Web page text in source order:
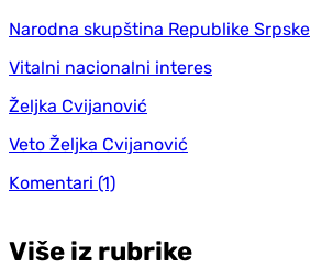
Narodna skupština Republike Srpske
Vitalni nacionalni interes
Željka Cvijanović
Veto Željka Cvijanović
Komentari (1)
Više iz rubrike